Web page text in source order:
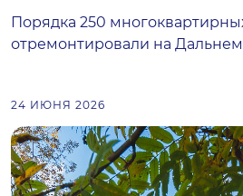
Порядка 250
отремонтировали на
24 ИЮНЯ 2026